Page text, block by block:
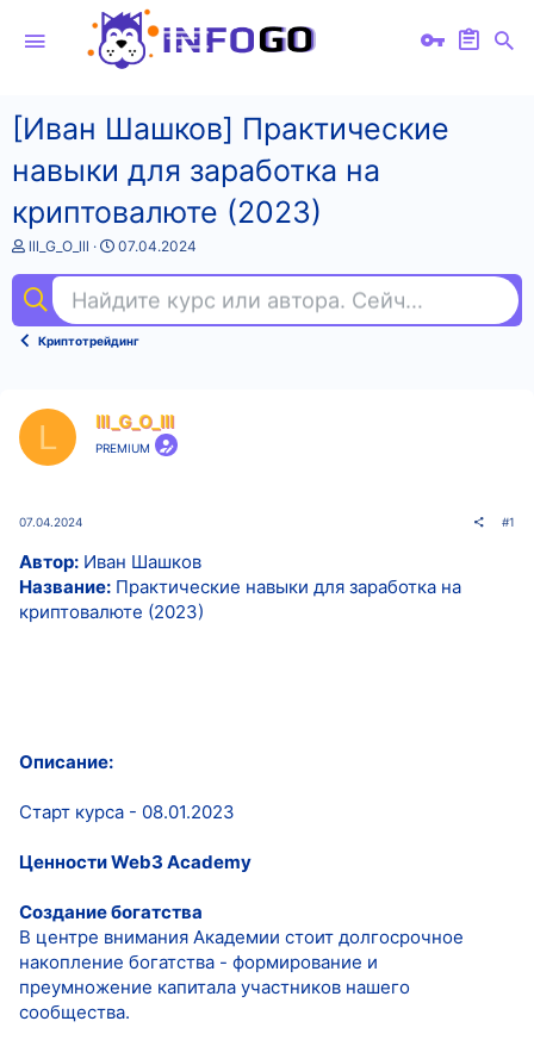
[Иван Шашков] Практические
навыки для заработка на
криптовалюте (2023)
А
т
о
т
lll_G_O_lll
Д
а
н
а
а
07.04.2024
Найдите курс или автора. Сейчас ищут
Криптотрейдинг
L lll_G_O_lll
PREMIUM
07.04.2024 #1
Автор: Иван Шашков
Название: Практические навыки для заработка на
криптовалюте (2023)
Описание:
Старт курса - 08.01.2023
Ценности Web3 Academy
Создание богатства
В центре внимания Академии стоит долгосрочное
накопление богатства - формирование и
преумножение капитала участников нашего
сообщества.